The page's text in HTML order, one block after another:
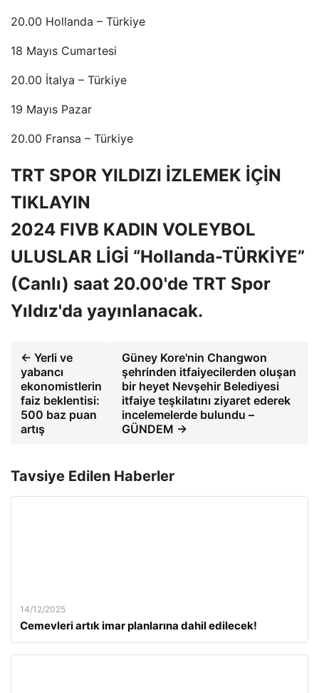
20.00 Hollanda – Türkiye
18 Mayıs Cumartesi
20.00 İtalya – Türkiye
19 Mayıs Pazar
20.00 Fransa – Türkiye
TRT SPOR YILDIZI İZLEMEK İÇİN
TIKLAYIN
2024 FIVB KADIN VOLEYBOL
ULUSLAR LİGİ “Hollanda-TÜRKİYE”
(Canlı) saat 20.00'de TRT Spor
Yıldız'da yayınlanacak.
← Yerli ve
yabancı
ekonomistlerin
faiz beklentisi:
500 baz puan
artış
Güney Kore'nin Changwon
şehrinden itfaiyecilerden oluşan
bir heyet Nevşehir Belediyesi
itfaiye teşkilatını ziyaret ederek
incelemelerde bulundu –
GÜNDEM →
Tavsiye Edilen Haberler
14/12/2025
Cemevleri artık imar planlarına dahil edilecek!